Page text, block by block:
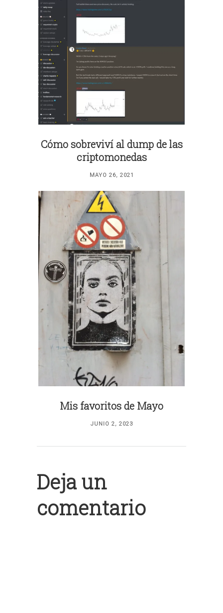
Cómo sobreviví al dump de las
criptomonedas
MAYO 26, 2021
Mis favoritos de Mayo
JUNIO 2, 2023
Deja un
comentario